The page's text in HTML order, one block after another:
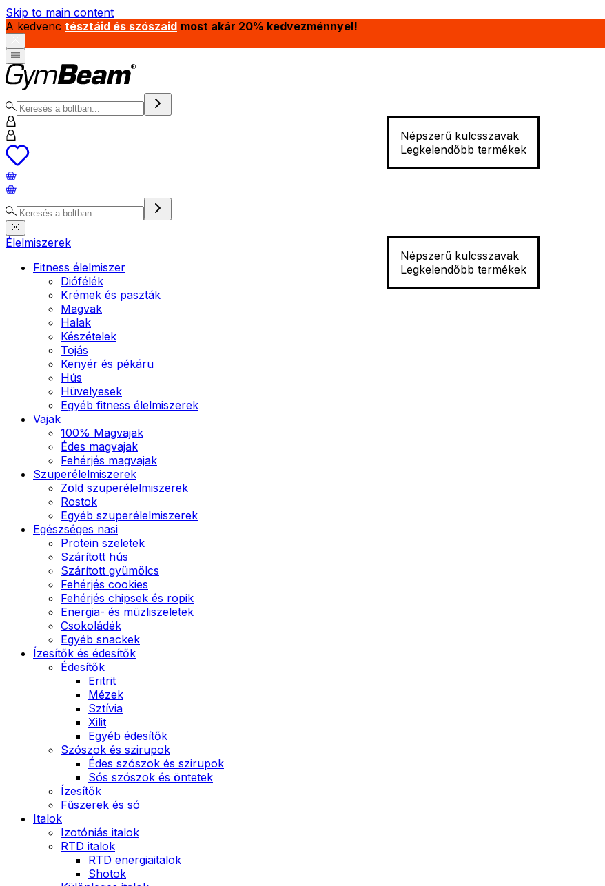
Skip to main content
A kedvenc tésztáid és szószaid most akár 20% kedvezménnyel!
Népszerű kulcsszavak
Legkelendőbb termékek
Népszerű kulcsszavak
Legkelendőbb termékek
Élelmiszerek
Fitness élelmiszer
Diófélék
Krémek és paszták
Magvak
Halak
Készételek
Tojás
Kenyér és pékáru
Hús
Hüvelyesek
Egyéb fitness élelmiszerek
Vajak
100% Magvajak
Édes magvajak
Fehérjés magvajak
Szuperélelmiszerek
Zöld szuperélelmiszerek
Rostok
Egyéb szuperélelmiszerek
Egészséges nasi
Protein szeletek
Szárított hús
Szárított gyümölcs
Fehérjés cookies
Fehérjés chipsek és ropik
Energia- és müzliszeletek
Csokoládék
Egyéb snackek
Ízesítők és édesítők
Édesítők
Eritrit
Mézek
Sztívia
Xilit
Egyéb édesítők
Szószok és szirupok
Édes szószok és szirupok
Sós szószok és öntetek
Ízesítők
Fűszerek és só
Italok
Izotóniás italok
RTD italok
RTD energiaitalok
Shotok